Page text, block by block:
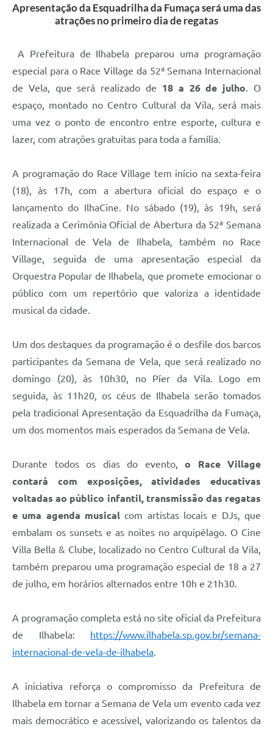
Apresentação da Esquadrilha da Fumaça será uma das
atrações no primeiro dia de regatas
A Prefeitura de Ilhabela preparou uma programação
especial para o Race Village da 52ª Semana Internacional
de Vela, que será realizado de 18 a 26 de julho. O
espaço, montado no Centro Cultural da Vila, será mais
uma vez o ponto de encontro entre esporte, cultura e
lazer, com atrações gratuitas para toda a família.
A programação do Race Village tem início na sexta-feira
(18), às 17h, com a abertura oficial do espaço e o
lançamento do IlhaCine. No sábado (19), às 19h, será
realizada a Cerimônia Oficial de Abertura da 52ª Semana
Internacional de Vela de Ilhabela, também no Race
Village, seguida de uma apresentação especial da
Orquestra Popular de Ilhabela, que promete emocionar o
público com um repertório que valoriza a identidade
musical da cidade.
Um dos destaques da programação é o desfile dos barcos
participantes da Semana de Vela, que será realizado no
domingo (20), às 10h30, no Píer da Vila. Logo em
seguida, às 11h20, os céus de Ilhabela serão tomados
pela tradicional Apresentação da Esquadrilha da Fumaça,
um dos momentos mais esperados da Semana de Vela.
Durante todos os dias do evento, o Race Village
contará com exposições, atividades educativas
voltadas ao público infantil, transmissão das regatas
e uma agenda musicalcom artistas locais e DJs, que
embalam os sunsets e as noites no arquipélago. O Cine
Villa Bella & Clube, localizado no Centro Cultural da Vila,
também preparou uma programação especial de 18 a 27
de julho, em horários alternados entre 10h e 21h30.
A programação completa está no site oficial da Prefeitura
de Ilhabela: https://www.ilhabela.sp.gov.br/semana-
internacional-de-vela-de-ilhabela.
A iniciativa reforça o compromisso da Prefeitura de
Ilhabela em tornar a Semana de Vela um evento cada vez
mais democrático e acessível, valorizando os talentos da